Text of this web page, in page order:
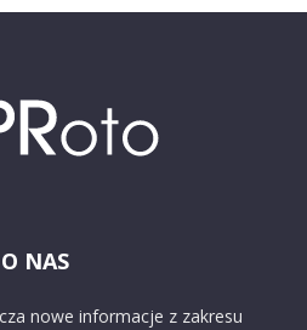
O NAS
nowe informacje z zakresu